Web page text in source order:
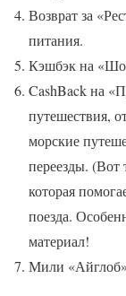
Возврат за
питания.
Кэшбэк на
CashBack на
путешествия,
морские
переезды. (Вот
которая
поезда.
материал!
Мили «Айглоб»